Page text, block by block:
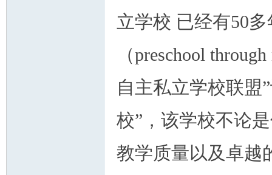
立学校 已经有50
（preschool
自主私立学校联盟
校”，该学校不论
教学质量以及卓越